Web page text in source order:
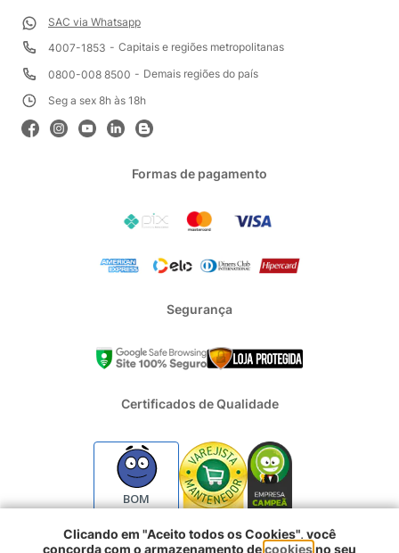
SAC via Whatsapp
4007-1853
Capitais e regiões metropolitanas
0800-008 8500
Demais regiões do país
Seg a sex 8h às 18h
Formas de pagamento
Segurança
Certificados de Qualidade
BOM
Clicando em "Aceito todos os Cookies", você
concorda com o armazenamento decookiesno seu